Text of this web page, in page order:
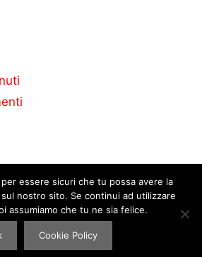
Agency Srl – All right reserved.
essere sicuri che tu possa avere la
nostro sito. Se continui ad utilizzare
assumiamo che tu ne sia felice.
Cookie Policy